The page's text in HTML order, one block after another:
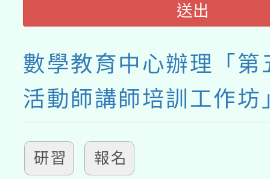
送出
數學教育中心辦理「第
活動師講師培訓工作坊
研習 報名